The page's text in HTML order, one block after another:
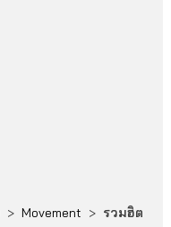
> Movement > รวมฮิต